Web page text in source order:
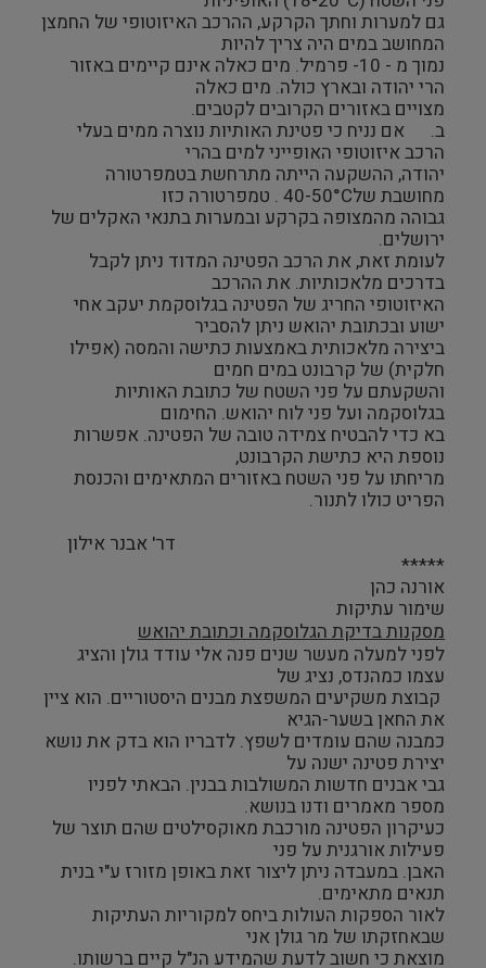
גם למערות וחתך הקרקע, ההרכב האיזוטופי של החמצן
המחושב במים היה צריך להיות
נמוך מ - 10- פרמיל. מים כאלה אינם קיימים באזור
הרי יהודה ובארץ כולה. מים כאלה
מצויים באזורים הקרובים לקטבים.
ב. אם נניח כי פטינת האותיות נוצרה ממים בעלי
הרכב איזוטופי האופייני למים בהרי
יהודה, ההשקעה הייתה מתרחשת בטמפרטורה
מחושבת של40-50°C . טמפרטורה כזו
גבוהה מהמצופה בקרקע ובמערות בתנאי האקלים של
ירושלים.
לעומת זאת, את הרכב הפטינה המדוד ניתן לקבל
בדרכים מלאכותיות. את ההרכב
האיזוטופי החריג של הפטינה בגלוסקמת יעקב אחי
ישוע ובכתובת יהואש ניתן להסביר
ביצירה מלאכותית באמצעות כתישה והמסה (אפילו
חלקית) של קרבונט במים חמים
והשקעתם על פני השטח של כתובת האותיות
בגלוסקמה ועל פני לוח יהואש. החימום
בא כדי להבטיח צמידה טובה של הפטינה. אפשרות
נוספת היא כתישת הקרבונט,
מריחתו על פני השטח באזורים המתאימים והכנסת
הפריט כולו לתנור.
דר' אבנר אילון
*****
אורנה כהן
שימור עתיקות
מסקנות בדיקת הגלוסקמה וכתובת יהואש
לפני למעלה מעשר שנים פנה אלי עודד גולן והציג
עצמו כמהנדס, נציג של
קבוצת משקיעים המשפצת מבנים היסטוריים. הוא ציין
את החאן בשער-הגיא
כמבנה שהם עומדים לשפץ. לדבריו הוא בדק את נושא
יצירת פטינה ישנה על
גבי אבנים חדשות המשולבות בבנין. הבאתי לפניו
מספר מאמרים ודנו בנושא.
כעיקרון הפטינה מורכבת מאוקסילטים שהם תוצר של
פעילות אורגנית על פני
האבן. במעבדה ניתן ליצור זאת באופן מזורז ע"י בנית
תנאים מתאימים.
לאור הספקות העולות ביחס למקוריות העתיקות
שבאחזקתו של מר גולן אני
מוצאת כי חשוב לדעת שהמידע הנ"ל קיים ברשותו.